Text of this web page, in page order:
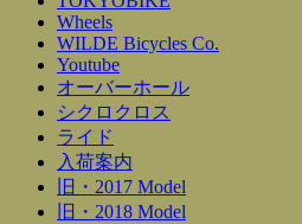
Wheels
WILDE Bicycles Co.
Youtube
オーバーホール
シクロクロス
ライド
入荷案内
旧・2017 Model
旧・2018 Model